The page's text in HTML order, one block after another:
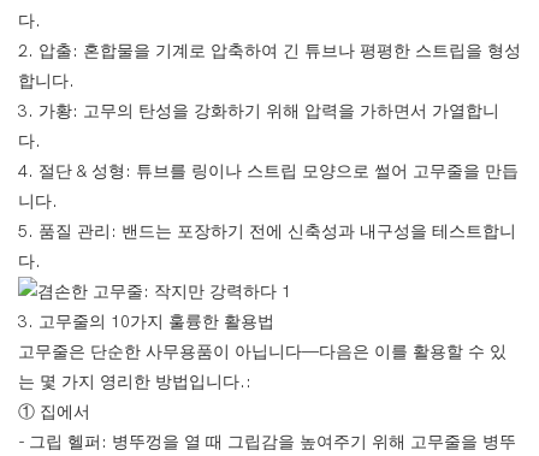
다.
2. 압출: 혼합물을 기계로 압축하여 긴 튜브나 평평한 스트립을 형성
합니다.
3. 가황: 고무의 탄성을 강화하기 위해 압력을 가하면서 가열합니
다.
4. 절단 & 성형: 튜브를 링이나 스트립 모양으로 썰어 고무줄을 만듭
니다.
5. 품질 관리: 밴드는 포장하기 전에 신축성과 내구성을 테스트합니
다.
3. 고무줄의 10가지 훌륭한 활용법
고무줄은 단순한 사무용품이 아닙니다—다음은 이를 활용할 수 있
는 몇 가지 영리한 방법입니다.:
① 집에서
- 그립 헬퍼: 병뚜껑을 열 때 그립감을 높여주기 위해 고무줄을 병뚜